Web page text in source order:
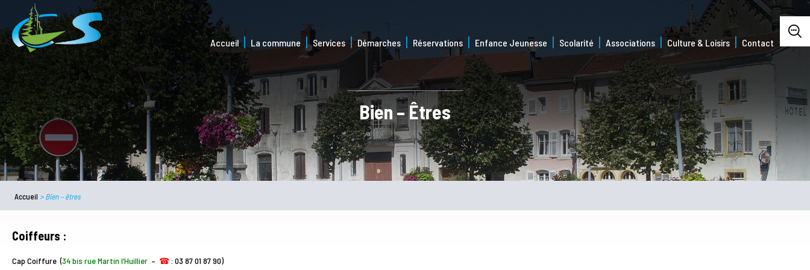
Accueil La commune Services Démarches Réservations Enfance Jeunesse Scolarité Associations Culture & Loisirs Contact
Bien – Êtres
Accueil >Bien – êtres
Coiffeurs :
Cap Coiffure (34 bis rue Martin l’Huillier – ☎: 03 87 01 87 90)